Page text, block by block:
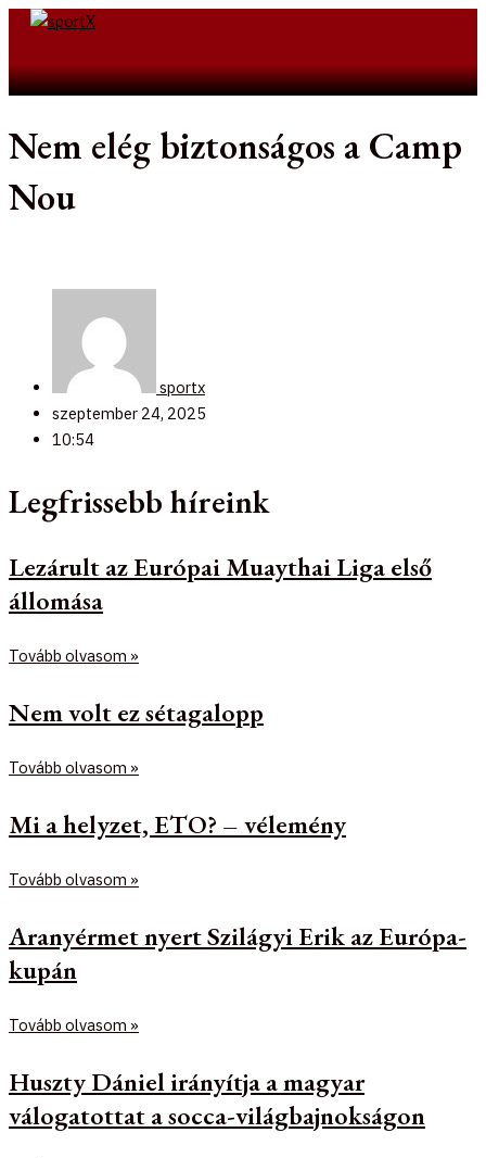
Skip
Nem elég biztonságos a Camp
Nou
sportx
szeptember 24, 2025
10:54
Legfrissebb híreink
Lezárult az Európai Muaythai Liga első
állomása
Tovább olvasom »
Nem volt ez sétagalopp
Tovább olvasom »
Mi a helyzet, ETO? – vélemény
Tovább olvasom »
Aranyérmet nyert Szilágyi Erik az Európa-
kupán
Tovább olvasom »
Huszty Dániel irányítja a magyar
válogatottat a socca-világbajnokságon